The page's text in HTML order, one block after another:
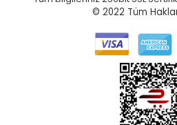
© 2022 Tüm